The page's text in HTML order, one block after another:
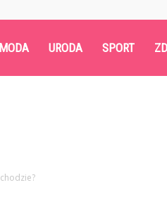
MODA URODA SPORT